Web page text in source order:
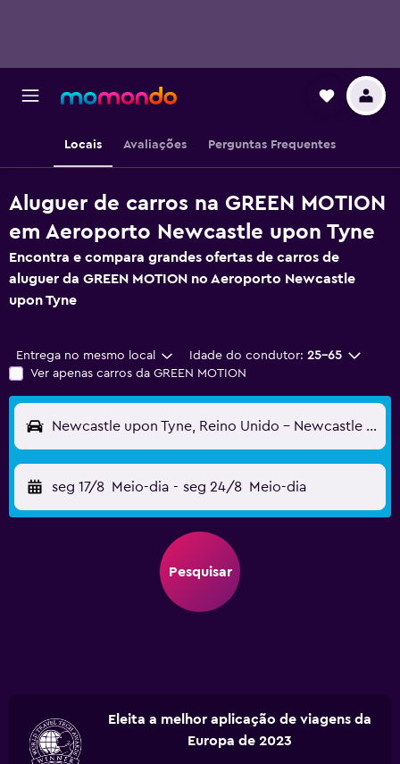
Locais Avaliações Perguntas Frequentes
Aluguer de carros na GREEN MOTION
em Aeroporto Newcastle upon Tyne
Encontra e compara grandes ofertas de carros de
aluguer da GREEN MOTION no Aeroporto Newcastle
upon Tyne
Entrega no mesmo local Idade do condutor: 25-65
Ver apenas carros da GREEN MOTION
Newcastle upon Tyne, Reino Unido - Newcastle (NCL)
seg 17/8 Meio-dia - seg 24/8 Meio-dia
Pesquisar
Eleita a melhor aplicação de viagens da
Europa de 2023